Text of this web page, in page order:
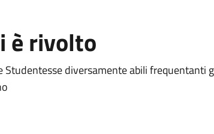
è rivolto
Studentesse diversamente abili frequentanti